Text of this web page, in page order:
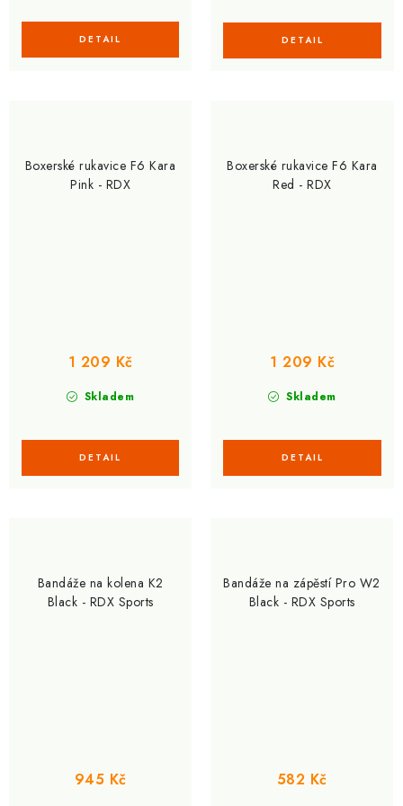
Boxerské rukavice F6 Kara
Pink - RDX
Skladem
1 209 Kč
Boxerské rukavice F6 Kara
Red - RDX
Skladem
1 209 Kč
Bandáže na kolena K2
Black - RDX Sports
945 Kč
Bandáže na zápěstí Pro W2
Black - RDX Sports
582 Kč